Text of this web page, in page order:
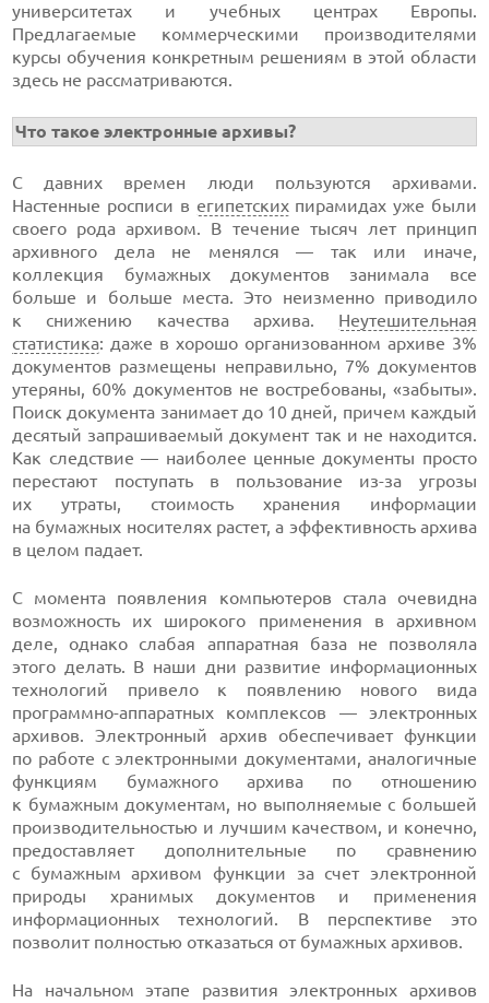
университетах и учебных центрах Европы.
Предлагаемые коммерческими производителями
курсы обучения конкретным решениям в этой области
здесь не рассматриваются.
Что такое электронные архивы?
С давних времен люди пользуются архивами.
Настенные росписи в египетскихпирамидах уже были
своего рода архивом. В течение тысяч лет принцип
архивного дела не менялся — так или иначе,
коллекция бумажных документов занимала все
больше и больше места. Это неизменно приводило
к снижению качества архива. Неутешительная
статистика: даже в хорошо организованном архиве 3%
документов размещены неправильно, 7% документов
утеряны, 60% документов не востребованы, «забыты».
Поиск документа занимает до 10 дней, причем каждый
десятый запрашиваемый документ так и не находится.
Как следствие — наиболее ценные документы просто
перестают поступать в пользование из-за угрозы
их утраты, стоимость хранения информации
на бумажных носителях растет, а эффективность архива
в целом падает.
С момента появления компьютеров стала очевидна
возможность их широкого применения в архивном
деле, однако слабая аппаратная база не позволяла
этого делать. В наши дни развитие информационных
технологий привело к появлению нового вида
программно-аппаратных комплексов — электронных
архивов. Электронный архив обеспечивает функции
по работе с электронными документами, аналогичные
функциям бумажного архива по отношению
к бумажным документам, но выполняемые с большей
производительностью и лучшим качеством, и конечно,
предоставляет дополнительные по сравнению
с бумажным архивом функции за счет электронной
природы хранимых документов и применения
информационных технологий. В перспективе это
позволит полностью отказаться от бумажных архивов.
На начальном этапе развития электронных архивов